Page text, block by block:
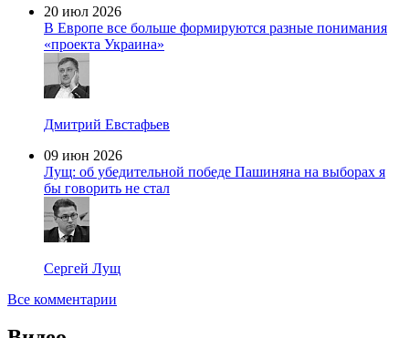
20 июл 2026
В Европе все больше формируются разные понимания
«проекта Украина»
Дмитрий Евстафьев
09 июн 2026
Лущ: об убедительной победе Пашиняна на выборах я
бы говорить не стал
Сергей Лущ
Все комментарии